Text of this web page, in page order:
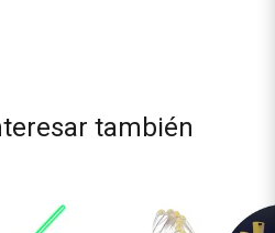
también